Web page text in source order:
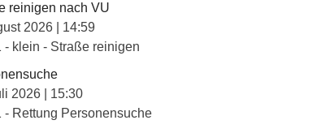
reinigen nach VU
2026
14:59
- klein - Straße reinigen
2026
15:30
- Rettung Personensuche